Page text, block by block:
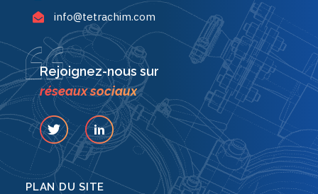
info@tetrachim.com
PLAN DU SITE
Rejoignez-nous sur
réseaux sociaux